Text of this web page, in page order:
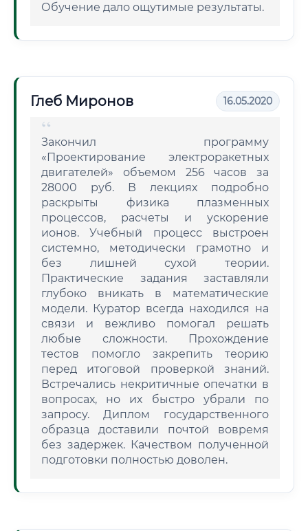
Обучение дало ощутимые результаты.
Глеб Миронов 16.05.2020
Закончил программу
«Проектирование электроракетных
двигателей» объемом 256 часов за
28000 руб. В лекциях подробно
раскрыты физика плазменных
процессов, расчеты и ускорение
ионов. Учебный процесс выстроен
системно, методически грамотно и
без лишней сухой теории.
Практические задания заставляли
глубоко вникать в математические
модели. Куратор всегда находился на
связи и вежливо помогал решать
любые сложности. Прохождение
тестов помогло закрепить теорию
перед итоговой проверкой знаний.
Встречались некритичные опечатки в
вопросах, но их быстро убрали по
запросу. Диплом государственного
образца доставили почтой вовремя
без задержек. Качеством полученной
подготовки полностью доволен.